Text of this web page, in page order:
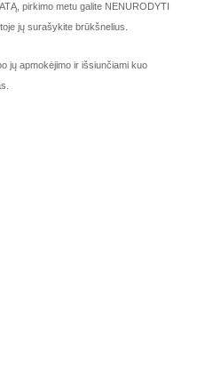
pirkimo metu galite NENURODYTI
jų surašykite brūkšnelius.
jų apmokėjimo ir išsiunčiami kuo